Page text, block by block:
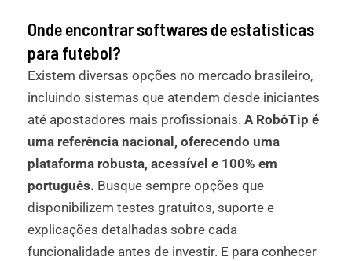
Onde encontrar softwares de estatísticas
para futebol?
Existem diversas opções no mercado brasileiro,
incluindo sistemas que atendem desde iniciantes
até apostadores mais profissionais. A RobôTip é
uma referência nacional, oferecendo uma
plataforma robusta, acessível e 100% em
português. Busque sempre opções que
disponibilizem testes gratuitos, suporte e
explicações detalhadas sobre cada
funcionalidade antes de investir. E para conhecer